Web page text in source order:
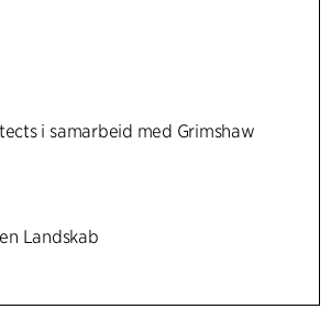
i samarbeid med Grimshaw
Landskab